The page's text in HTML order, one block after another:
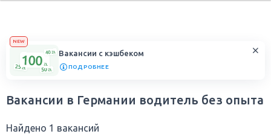
NEW
Вакансии с кэшбеком
ПОДРОБНЕЕ
Вакансии в Германии водитель без опыта
Найдено 1 вакансий